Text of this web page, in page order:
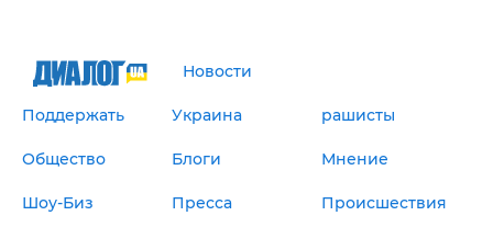
Новости
Поддержать Украина рашисты
Общество Блоги Мнение
Шоу-Биз Пресса Происшествия